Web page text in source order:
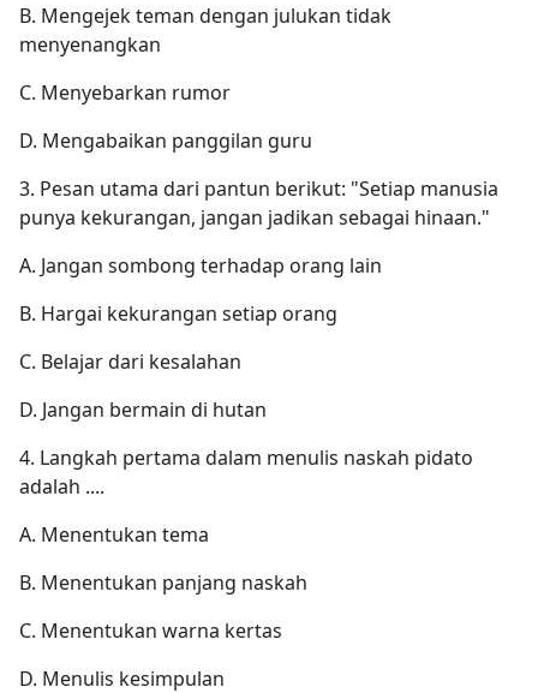
B. Mengejek teman dengan julukan tidak
menyenangkan
C. Menyebarkan rumor
D. Mengabaikan panggilan guru
3. Pesan utama dari pantun berikut: "Setiap manusia
punya kekurangan, jangan jadikan sebagai hinaan."
A. Jangan sombong terhadap orang lain
B. Hargai kekurangan setiap orang
C. Belajar dari kesalahan
D. Jangan bermain di hutan
4. Langkah pertama dalam menulis naskah pidato
adalah ....
A. Menentukan tema
B. Menentukan panjang naskah
C. Menentukan warna kertas
D. Menulis kesimpulan